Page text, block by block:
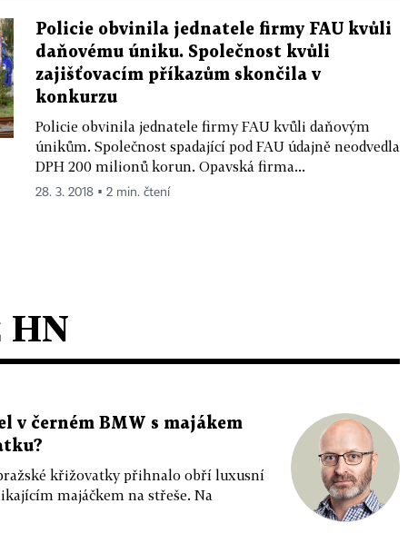
Policie obvinila jednatele firmy FAU kvůli
daňovému úniku. Společnost kvůli
zajišťovacím příkazům skončila v
konkurzu
Policie obvinila jednatele firmy FAU kvůli daňovým
únikům. Společnost spadající pod FAU údajně neodvedla
DPH 200 milionů korun. Opavská firma...
28. 3. 2018 ▪ 2 min. čtení
HN
v černém BMW s majákem
křižovatky přihnalo obří luxusní
majáčkem na střeše. Na